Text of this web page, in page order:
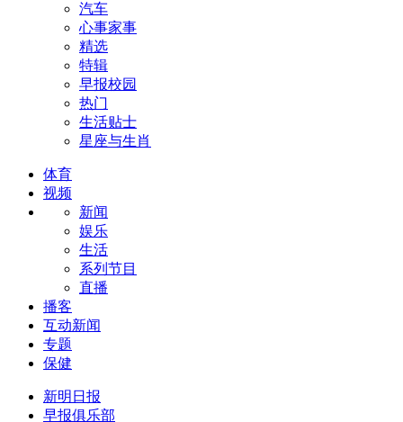
汽车
心事家事
精选
特辑
早报校园
热门
生活贴士
星座与生肖
体育
视频
新闻
娱乐
生活
系列节目
直播
播客
互动新闻
专题
保健
新明日报
早报俱乐部